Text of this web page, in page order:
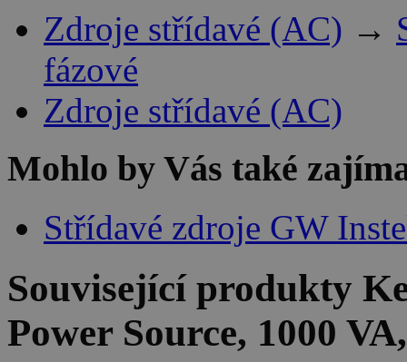
Zdroje střídavé (AC) →
fázové
Zdroje střídavé (AC)
Mohlo by Vás také
Střídavé zdroje GW
Související produkty
Power Source, 1000